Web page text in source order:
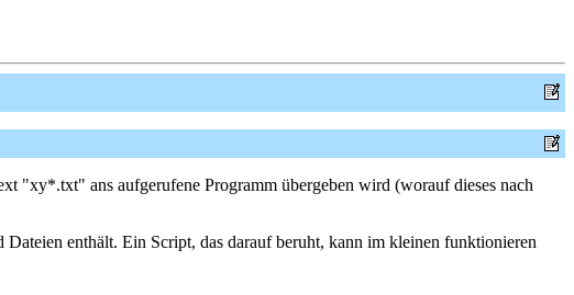
"xy*.txt" ans aufgerufene Programm übergeben wird (worauf dieses nach
enthält. Ein Script, das darauf beruht, kann im kleinen funktionieren